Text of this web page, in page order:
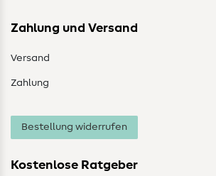
Zahlung und Versand
Versand
Zahlung
Bestellung widerrufen
Kostenlose Ratgeber